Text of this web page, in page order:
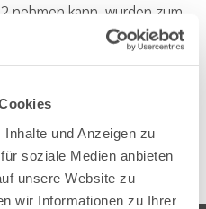
und Anzeigen zu
soziale Medien anbieten
unsere Website zu
wir Informationen zu Ihrer
nehmen kann, wurden zum